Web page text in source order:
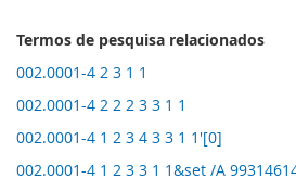
Termos de pesquisa relacionados
002.0001-4 2 3 1 1
002.0001-4 2 2 2 3 3 1 1
002.0001-4 1 2 3 4 3 3 1 1'[0]
002.0001-4 1 2 3 3 1 1&set /A